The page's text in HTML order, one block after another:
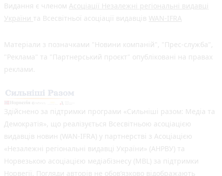
Видання є членом Асоціації Незалежні регіональні видавці
України та Всесвітньої асоціації видавців WAN-IFRA
Матеріали з позначками "Новини компаній", "Прес-служба",
"Реклама" та "Партнерський проєкт" опубліковані на правах
реклами.
Здійснено за підтримки програми «Сильніші разом: Медіа та
Демократія», що реалізується Всесвітньою асоціацією
видавців новин (WAN-IFRA) у партнерстві з Асоціацією
«Незалежні регіональні видавці України» (АНРВУ) та
Норвезькою асоціацією медіабізнесу (MBL) за підтримки
Норвегії. Погляди авторів не обов’язково відображають